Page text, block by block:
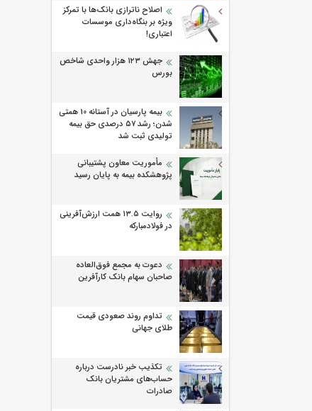
اصلاح ناترازی بانک‌ها با تمرکز
ویژه بر بنگاه‌داری موسسات
اعتباری!
جهش ۱۲۳ هزار واحدی شاخص
بورس
بیمه پارسیان در آستانه 10 همتی
شدن؛ رشد ۵۷ درصدی حق بیمه
تولیدی ثبت شد
مأموریت معاون پشتیبانی
پژوهشكده بیمه به پایان رسید
روایت ۱۳.۵ همت ارزش‌آفرینی
در فولادمبارکه
دعوت به مجمع فوق‌العاده
صاحبان سهام بانک کارآفرین
تداوم روند صعودی قیمت
طلای جهانی
تکذیب خبر نادرست درباره
حساب‌های مشتریان بانک
صادرات